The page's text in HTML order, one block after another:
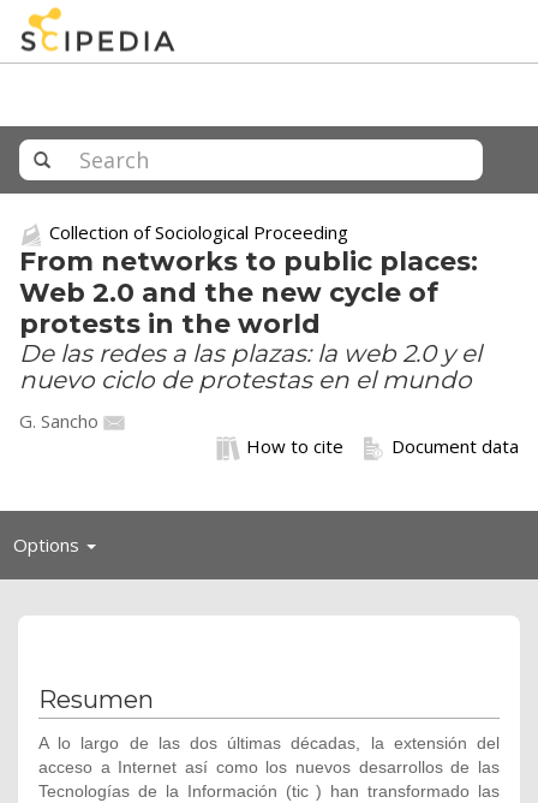
Collection of Sociological Proceeding
From networks to public places:
Web 2.0 and the new cycle of
protests in the world
De las redes a las plazas: la web 2.0 y el
nuevo ciclo de protestas en el mundo
G. Sancho
Document data
How to cite
Options Toggle
Resumen
A lo largo de las dos últimas décadas, la extensión del
acceso a Internet así como los nuevos desarrollos de las
Tecnologías de la Información (tic ) han transformado las